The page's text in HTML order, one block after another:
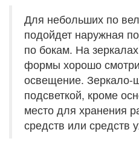
Для небольших по
подойдет наружная
по бокам. На
формы хорошо
освещение. Зеркало-
подсветкой, кроме
место для хранения
средств или средств